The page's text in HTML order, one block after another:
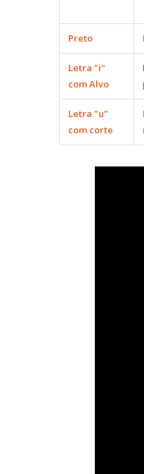
Preto
Letra "i"
com Alvo
Letra "u"
com corte